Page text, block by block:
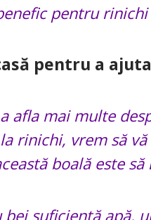
pentru
pentru a
afla mai multe
rinichi, vrem să
boală este să
bei suficientă apă,